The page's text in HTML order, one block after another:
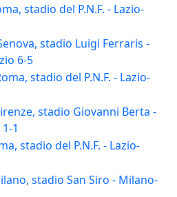
stadio del P.N.F. - Lazio-
stadio Luigi Ferraris -
6-5
stadio del P.N.F. - Lazio-
stadio Giovanni Berta -
1
stadio del P.N.F. - Lazio-
stadio San Siro - Milano-